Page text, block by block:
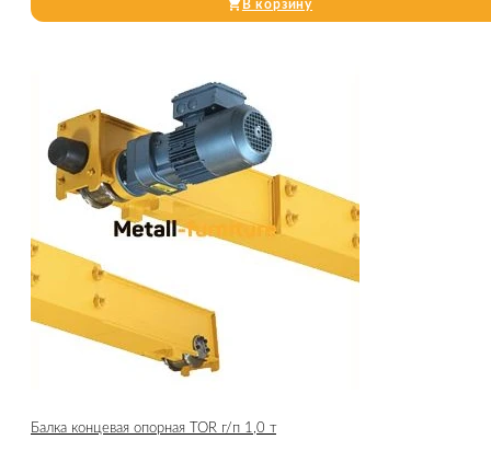
В корзину
Балка концевая опорная TOR г/п 1,0 т